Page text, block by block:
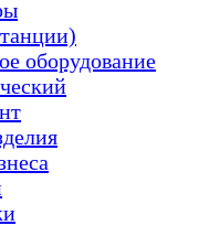
оборудование